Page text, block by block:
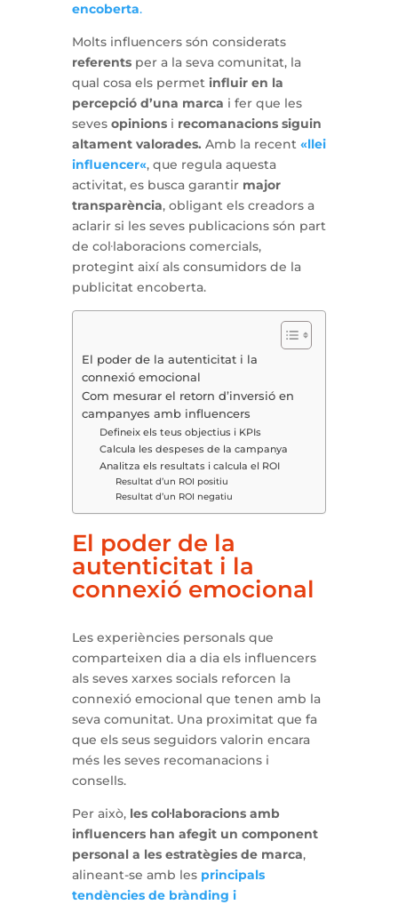
encoberta.
Molts influencers són considerats
referentsper a la seva comunitat, la
qual cosa els permet influir en la
percepció d’una marca i fer que les
seves opinionsi recomanacions siguin
altament valorades. Amb la recent «llei
influencer«, que regula aquesta
activitat, es busca garantir major
transparència, obligant els creadors a
aclarir si les seves publicacions són part
de col·laboracions comercials,
protegint així als consumidors de la
publicitat encoberta.
El poder de la autenticitat i la
connexió emocional
Com mesurar el retorn d’inversió en
campanyes amb influencers
Defineix els teus objectius i KPIs
Calcula les despeses de la campanya
Analitza els resultats i calcula el ROI
Resultat d’un ROI positiu
Resultat d’un ROI negatiu
El poder de la
autenticitat i la
connexió emocional
Les experiències personals que
comparteixen dia a dia els influencers
als seves xarxes socials reforcen la
connexió emocional que tenen amb la
seva comunitat. Una proximitat que fa
que els seus seguidors valorin encara
més les seves recomanacions i
consells.
Per això, les col·laboracions amb
influencers han afegit un component
personal a les estratègies de marca,
alineant-se amb les principals
tendències de brànding i